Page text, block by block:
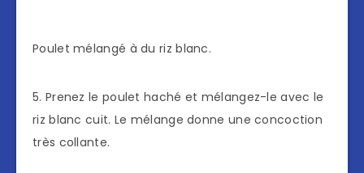
Poulet mélangé à du riz blanc.
5. Prenez le poulet haché et mélangez-le avec le
riz blanc cuit. Le mélange donne une concoction
très collante.